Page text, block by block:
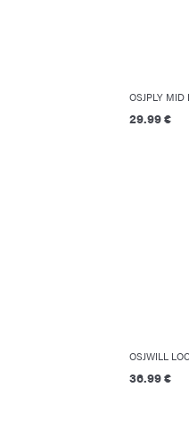
29.99 €
36.99 €